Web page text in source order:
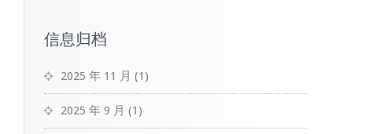
信息归档
2025 年 11 月 (1)
2025 年 9 月 (1)